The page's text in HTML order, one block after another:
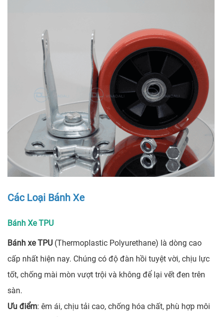
Các Loại Bánh Xe
Bánh Xe TPU
Bánh xe TPU (Thermoplastic Polyurethane) là dòng cao
cấp nhất hiện nay. Chúng có độ đàn hồi tuyệt vời, chịu lực
tốt, chống mài mòn vượt trội và không để lại vết đen trên
sàn.
Ưu điểm: êm ái, chịu tải cao, chống hóa chất, phù hợp môi